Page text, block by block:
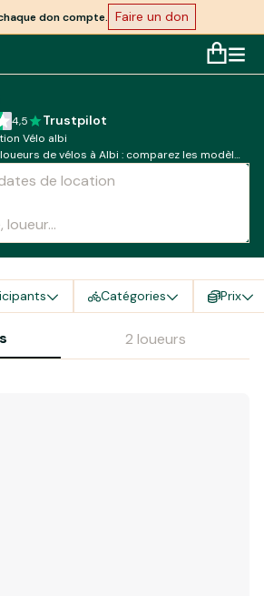
don compte. Faire un don
4,5 Trustpilot
Vélo albi
de vélos à Albi : comparez les modèles,
Catégories Prix
2 loueurs